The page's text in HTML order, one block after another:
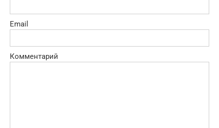
Email
Комментарий